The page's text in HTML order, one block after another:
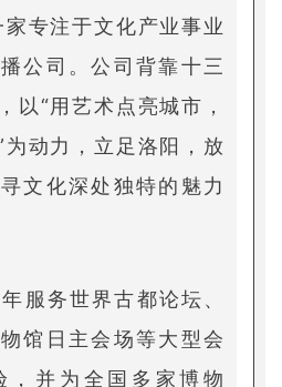
专注于文化产业事业
公司。公司背靠十三
以“用艺术点亮城市，
动力，立足洛阳，放
文化深处独特的魅力
务世界古都论坛、
馆日主会场等大型会
，并为全国多家博物